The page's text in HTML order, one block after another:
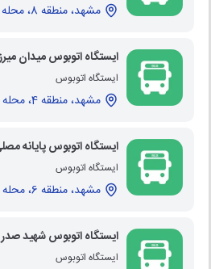
مشهد، منطقه 8، محله سراب، خیابان امام خمینی
ایستگاه اتوبوس میدان
ایستگاه اتوبوس
مشهد، منطقه 4، محله ایثار، بلوار طبرسی جنوبی
ایستگاه اتوبوس پایانه
ایستگاه اتوبوس
مشهد، منطقه 6، محله محمد آباد، بلوار مصلی
ایستگاه اتوبوس شهید صدر 16
ایستگاه اتوبوس